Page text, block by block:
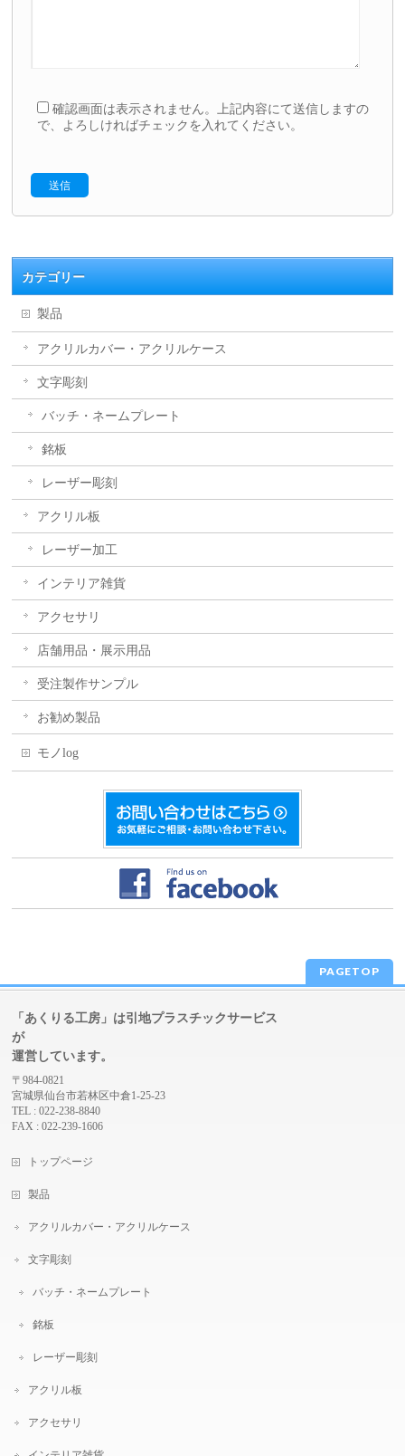
確認画面は表示されません。上記内容にて送信しますの
で、よろしければチェックを入れてください。
カテゴリー
製品
アクリルカバー・アクリルケース
文字彫刻
バッチ・ネームプレート
銘板
レーザー彫刻
アクリル板
レーザー加工
インテリア雑貨
アクセサリ
店舗用品・展示用品
受注製作サンプル
お勧め製品
モノlog
PAGETOP
「あくりる工房」は引地プラスチックサービス
が
運営しています。
〒984-0821
宮城県仙台市若林区中倉1-25-23
TEL : 022-238-8840
FAX : 022-239-1606
トップページ
製品
アクリルカバー・アクリルケース
文字彫刻
バッチ・ネームプレート
銘板
レーザー彫刻
アクリル板
アクセサリ